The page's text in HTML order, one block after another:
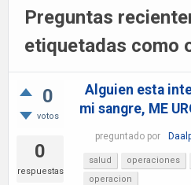
Preguntas
etiquetadas como
0
votos
0
respuestas
Alguien esta
mi sangre, ME
preguntado por
salud operaciones
operacion